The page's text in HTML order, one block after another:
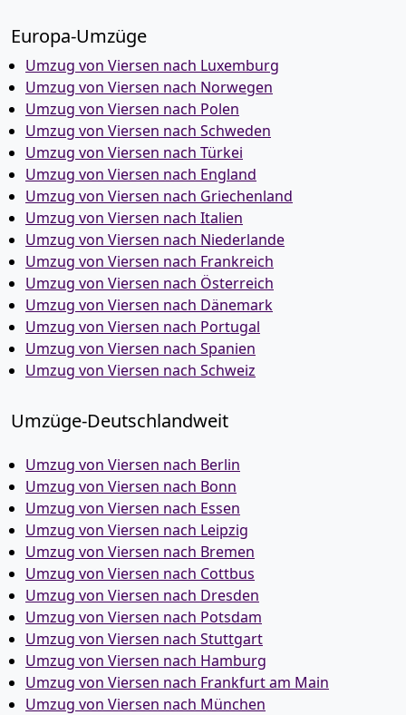
Europa-Umzüge
Umzug von Viersen nach Luxemburg
Umzug von Viersen nach Norwegen
Umzug von Viersen nach Polen
Umzug von Viersen nach Schweden
Umzug von Viersen nach Türkei
Umzug von Viersen nach England
Umzug von Viersen nach Griechenland
Umzug von Viersen nach Italien
Umzug von Viersen nach Niederlande
Umzug von Viersen nach Frankreich
Umzug von Viersen nach Österreich
Umzug von Viersen nach Dänemark
Umzug von Viersen nach Portugal
Umzug von Viersen nach Spanien
Umzug von Viersen nach Schweiz
Umzüge-Deutschlandweit
Umzug von Viersen nach Berlin
Umzug von Viersen nach Bonn
Umzug von Viersen nach Essen
Umzug von Viersen nach Leipzig
Umzug von Viersen nach Bremen
Umzug von Viersen nach Cottbus
Umzug von Viersen nach Dresden
Umzug von Viersen nach Potsdam
Umzug von Viersen nach Stuttgart
Umzug von Viersen nach Hamburg
Umzug von Viersen nach Frankfurt am Main
Umzug von Viersen nach München